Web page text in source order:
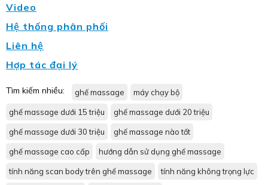
Video
Hệ thống phân phối
Liên hệ
Hợp tác đại lý
Tìm kiếm nhiều: ghế massage máy chạy bộ
ghế massage dưới 15 triệu ghế massage dưới 20 triệu
ghế massage dưới 30 triệu ghế massage nào tốt
ghế massage cao cấp hướng dẫn sử dụng ghế massage
tính năng scan body trên ghế massage tính năng không trọng lực